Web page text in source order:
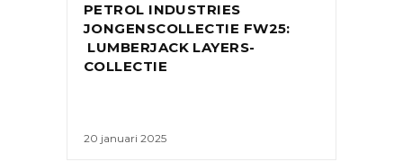
PETROL INDUSTRIES
JONGENSCOLLECTIE FW25:
LUMBERJACK LAYERS-
COLLECTIE
20 januari 2025